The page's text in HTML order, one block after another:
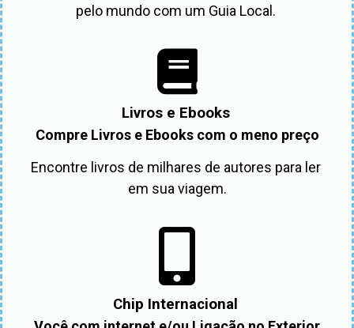
pelo mundo com um Guia Local.
Livros e Ebooks
Compre Livros e Ebooks com o meno preço
Encontre livros de milhares de autores para ler
em sua viagem.
Chip Internacional